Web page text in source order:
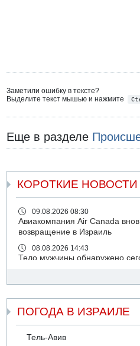
Заметили ошибку в тексте?
Выделите текст мышью и нажмите
Еще в разделе
КОРОТКИЕ НОВОСТИ
09.08.2026 08:30
Авиакомпания Air Canada
возвращение в Израиль
08.08.2026 14:43
Тело мужчины обнаружено
08.08.2026 11:02
ПОГОДА В ИЗРАИЛЕ
Тель-Авив